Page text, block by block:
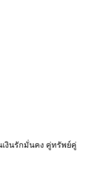
เงินรักมั่นคง คู่ทรัพย์คู่